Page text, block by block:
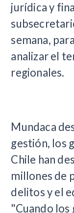
jurídica y
semana,
analizar el
regionales.
Mundaca
gestión, los
Chile han
millones de
delitos y el
"Cuando